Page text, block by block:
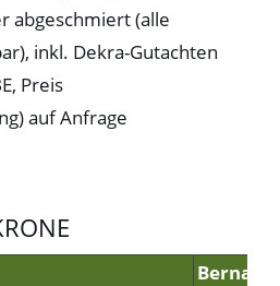
abgeschmiert (alle
inkl. Dekra-Gutachten
Preis
auf Anfrage
Bernard